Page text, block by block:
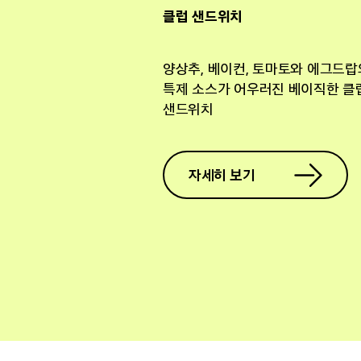
클럽 샌드위치
양상추, 베이컨, 토마토와 에그드랍
특제 소스가 어우러진 베이직한 클
샌드위치
자세히 보기